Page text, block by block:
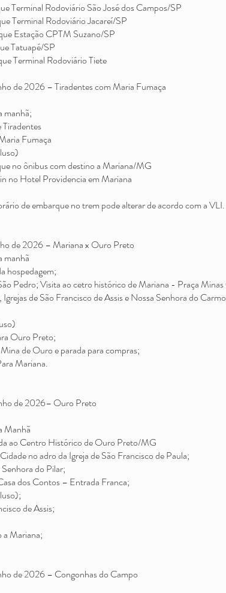
Terminal Rodoviário São José dos Campos/SP
Terminal Rodoviário Jacareí/SP
Estação CPTM Suzano/SP
Tatuapé/SP
Terminal Rodoviário Tiete
de 2026 – Tiradentes com Maria Fumaça
Tiradentes
Fumaça
no ônibus com destino a Mariana/MG
no Hotel Providencia em Mariana
de embarque no trem pode alterar de acordo com a VLI.
de 2026 – Mariana x Ouro Preto
hospedagem;
Pedro; Visita ao cetro histórico de Mariana - Praça Minas
Igrejas de São Francisco de Assis e Nossa Senhora do
Ouro Preto;
de Ouro e parada para compras;
Mariana.
de 2026– Ouro Preto
Manhã
ao Centro Histórico de Ouro Preto/MG
no adro da Igreja de São Francisco de Paula;
do Pilar;
dos Contos – Entrada Franca;
de Assis;
Mariana;
de 2026 – Congonhas do Campo